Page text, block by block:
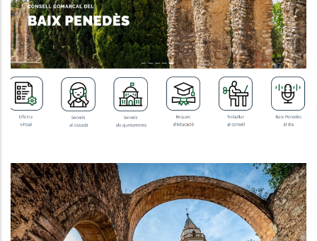
MILLORA DE LA USABILITAT DE LA
WEB INSTITUCIONAL
Altres,P. econòmica
El Baix Penedès Reforça La